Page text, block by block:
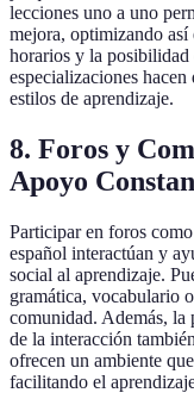
lecciones uno a uno
mejora, optimizando
horarios y la posibilidad
especializaciones
estilos de aprendizaje.
8. Foros y
Apoyo
Participar en foros como
español interactúan y
social al aprendizaje.
gramática, vocabulario
comunidad. Además, la
de la interacción
ofrecen un ambiente
facilitando el